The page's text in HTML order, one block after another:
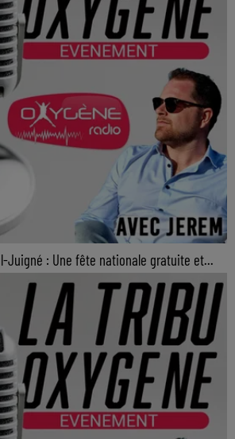
Juigné : Une fête nationale gratuite et...